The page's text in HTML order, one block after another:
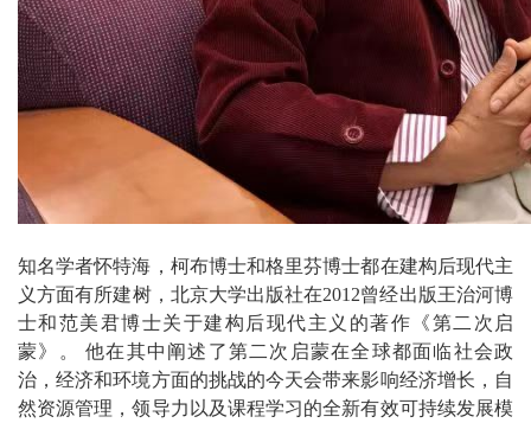
知名学者怀特海，柯布博士和格里芬博士都在建构后现代主
义方面有所建树，北京大学出版社在2012曾经出版王治河博
士和范美君博士关于建构后现代主义的著作《第二次启
蒙》。 他在其中阐述了第二次启蒙在全球都面临社会政
治，经济和环境方面的挑战的今天会带来影响经济增长，自
然资源管理，领导力以及课程学习的全新有效可持续发展模